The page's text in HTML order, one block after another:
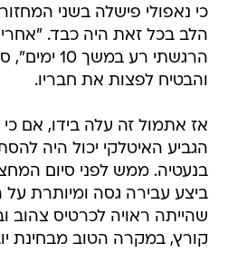
כי נאפולי פישלה בשני
הלב בכל זאת היה כבד. "אחרי
הרגשתי רע
והבטיח לפצות את חבריו.
אז אתמול זה עלה בידו, אם כי
הגביע האיטלקי יכול היה
בנעטיה. ממש לפני סיום
ביצע עבירה גסה ומיותרת על
שהייתה ראויה לכרטיס צהוב
קורץ, במקרה הטוב מבחינת